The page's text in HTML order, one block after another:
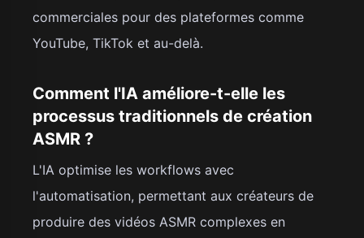
commerciales pour des plateformes comme
YouTube, TikTok et au-delà.
Comment l'IA améliore-t-elle les
processus traditionnels de création
ASMR ?
L'IA optimise les workflows avec
l'automatisation, permettant aux créateurs de
produire des vidéos ASMR complexes en